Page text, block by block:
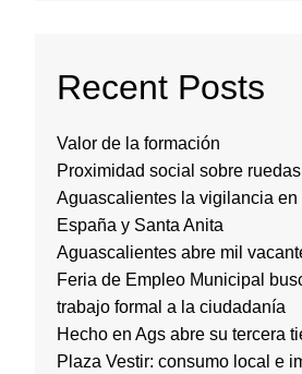
Recent Posts
Valor de la formación
Proximidad social sobre
Aguascalientes la vigilancia en
España y Santa Anita
Aguascalientes abre mil
Feria de Empleo Municipal
trabajo formal a la ciudadanía
Hecho en Ags abre su tercera
Plaza Vestir: consumo local e